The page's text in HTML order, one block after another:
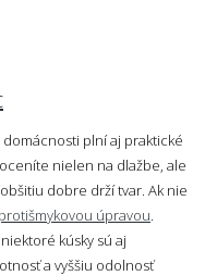
plní aj praktické
nielen na dlažbe, ale
obšitiu dobre drží tvar. Ak nie
protišmykovou úpravou
kúsky sú aj
a vyššiu odolnosť